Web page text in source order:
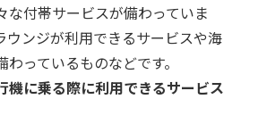
な付帯サービスが備わっていま
ウンジが利用できるサービスや海
っているものなどです。
機に乗る際に利用できるサービス